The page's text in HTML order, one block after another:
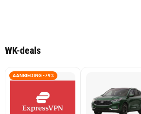
WK-deals
AANBIEDING -79%